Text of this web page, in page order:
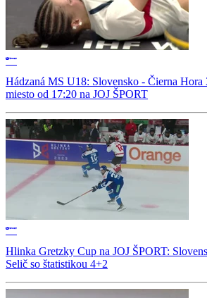
Hádzaná MS U18: Slovensko - Čierna Hora
miesto od 17:20 na JOJ ŠPORT
Hlinka Gretzky Cup na JOJ ŠPORT:
Selič so štatistikou 4+2